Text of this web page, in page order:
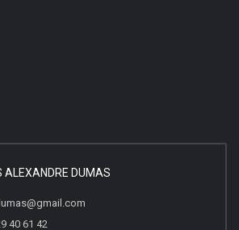
ALEXANDRE DUMAS
40 61 42